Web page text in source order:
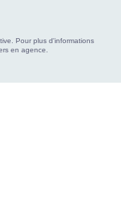
Pour plus d'informations
en agence.